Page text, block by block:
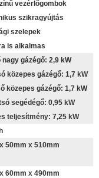
vezérlőgombok
szikragyújtás
szelepek
is alkalmas
nagy gázégő: 2,9 kW
közepes gázégő: 1,7 kW
közepes gázégő: 1,7 kW
segédégő: 0,95 kW
teljesítmény: 7,25 kW
50mm x 510mm
60mm x 490mm